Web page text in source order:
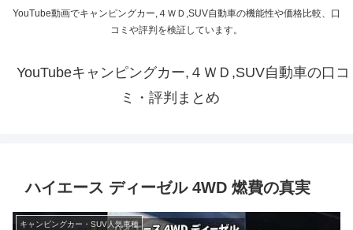
YouTube動画でキャンピングカー,４ＷＤ,SUV自動車の機能性や価格比較、口
コミや評判を検証しています。
YouTubeキャンピングカー,４ＷＤ,SUV自動車の口コ
ミ・評判まとめ
ハイエース ディーゼル 4WD 燃費の真実
キャンピングカー・SUV人気車種